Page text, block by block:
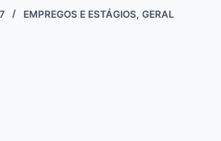
EMPREGOS E ESTÁGIOS, GERAL